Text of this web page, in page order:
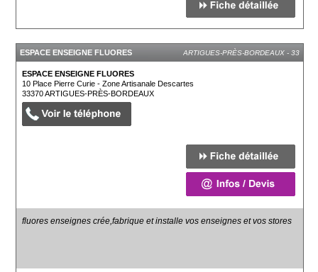
ESPACE ENSEIGNE FLUORES ARTIGUES-PRÈS-BORDEAUX - 33
ESPACE ENSEIGNE FLUORES
10 Place Pierre Curie - Zone Artisanale Descartes
33370ARTIGUES-PRÈS-BORDEAUX
fluores enseignes crée,fabrique et installe vos enseignes et vos stores